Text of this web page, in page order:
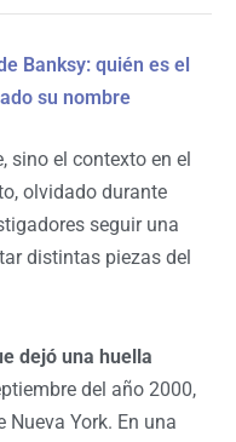
Banksy: quién es el
su nombre
sino el contexto en el
olvidado durante
seguir una
distintas piezas del
dejó una huella
del año 2000,
York. En una